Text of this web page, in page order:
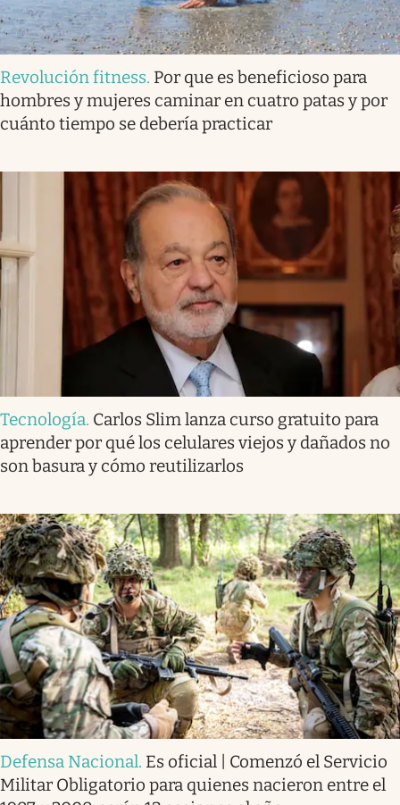
Revolución fitness. Por que es beneficioso para
hombres y mujeres caminar en cuatro patas y por
cuánto tiempo se debería practicar
Tecnología. Carlos Slim lanza curso gratuito para
aprender por qué los celulares viejos y dañados no
son basura y cómo reutilizarlos
Defensa Nacional. Es oficial | Comenzó el Servicio
Militar Obligatorio para quienes nacieron entre el